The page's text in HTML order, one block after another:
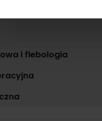
i flebologia